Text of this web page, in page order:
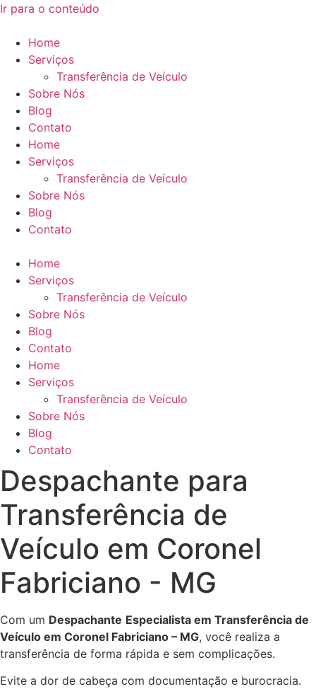
Ir para o conteúdo
Home
Serviços
Transferência de Veículo
Sobre Nós
Blog
Contato
Home
Serviços
Transferência de Veículo
Sobre Nós
Blog
Contato
Home
Serviços
Transferência de Veículo
Sobre Nós
Blog
Contato
Home
Serviços
Transferência de Veículo
Sobre Nós
Blog
Contato
Despachante para
Transferência de
Veículo em Coronel
Fabriciano - MG
Com um Despachante Especialista em Transferência de
Veículo em Coronel Fabriciano – MG, você realiza a
transferência de forma rápida e sem complicações.
Evite a dor de cabeça com documentação e burocracia.